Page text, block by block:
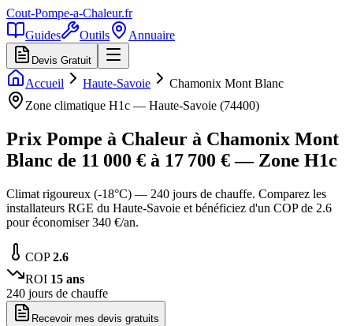
Cout-Pompe-a-Chaleur.fr
Guides
Outils Annuaire
Devis Gratuit
Accueil Haute-Savoie
Chamonix Mont Blanc
Zone climatique H1c — Haute-Savoie (74400)
Prix Pompe à Chaleur à Chamonix Mont
Blanc de 11 000 € à 17 700 € — Zone H1c
Climat rigoureux (-18°C) — 240 jours de chauffe. Comparez les
installateurs RGE du Haute-Savoie et bénéficiez d'un COP de 2.6
pour économiser 340 €/an.
COP2.6
ROI 15 ans
240 jours de chauffe
Recevoir mes devis gratuits